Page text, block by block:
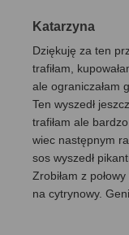
Katarzyna
Dziękuję za ten
trafiłam,
ale ograniczałam
Ten wyszedł
trafiłam ale
wiec następnym
sos wyszedł
Zrobiłam z
na cytrynowy.